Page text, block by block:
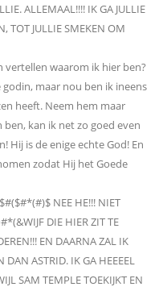
ALLEMAAL!!!! IK GA JULLIE
TOT JULLIE SMEKEN OM
vertellen waarom ik hier ben?
maar nou ben ik ineens
heeft. Neem hem maar
ben, kan ik net zo goed even
Hij is de enige echte God! En
zodat Hij het Goede
NEE HE!!! NIET
DIE HIER ZIT TE
EN DAARNA ZAL IK
DAN ASTRID. IK GA HEEEEL
SAM TEMPLE TOEKIJKT EN